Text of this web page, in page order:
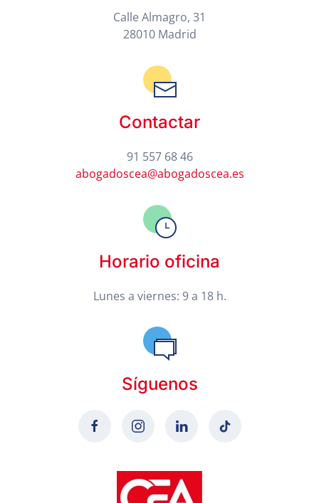
Calle Almagro, 31
28010 Madrid
Contactar
91 557 68 46
abogadoscea@abogadoscea.es
Horario oficina
Lunes a viernes: 9 a 18 h.
Síguenos